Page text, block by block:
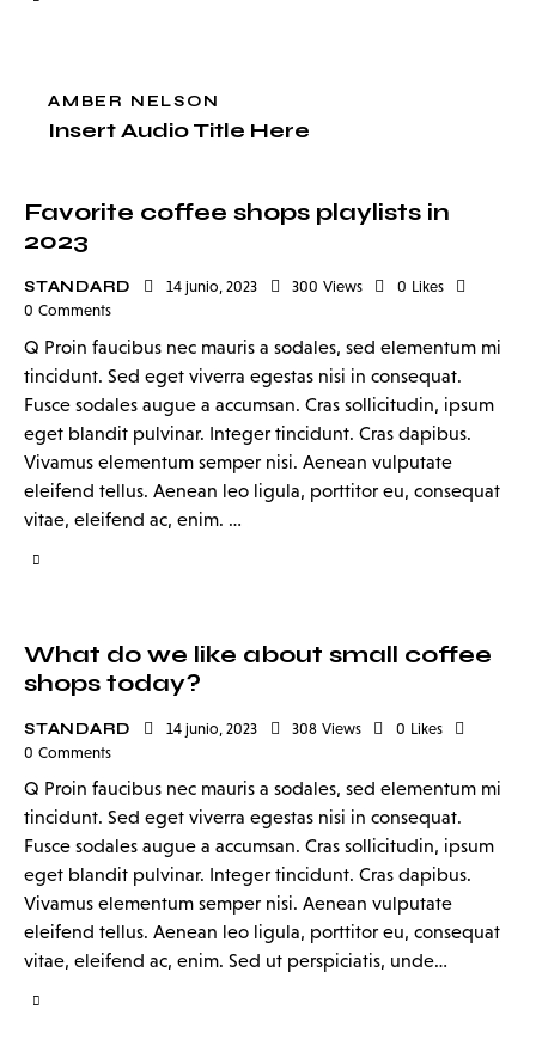
AMBER NELSON
Insert Audio Title Here
Favorite coffee shops playlists in
2023
STANDARD 14 junio, 2023 300 Views 0 Likes
0 Comments
Q Proin faucibus nec mauris a sodales, sed elementum mi
tincidunt. Sed eget viverra egestas nisi in consequat.
Fusce sodales augue a accumsan. Cras sollicitudin, ipsum
eget blandit pulvinar. Integer tincidunt. Cras dapibus.
Vivamus elementum semper nisi. Aenean vulputate
eleifend tellus. Aenean leo ligula, porttitor eu, consequat
vitae, eleifend ac, enim. …
What do we like about small coffee
shops today?
STANDARD 14 junio, 2023 308 Views 0 Likes
0 Comments
Q Proin faucibus nec mauris a sodales, sed elementum mi
tincidunt. Sed eget viverra egestas nisi in consequat.
Fusce sodales augue a accumsan. Cras sollicitudin, ipsum
eget blandit pulvinar. Integer tincidunt. Cras dapibus.
Vivamus elementum semper nisi. Aenean vulputate
eleifend tellus. Aenean leo ligula, porttitor eu, consequat
vitae, eleifend ac, enim. Sed ut perspiciatis, unde…